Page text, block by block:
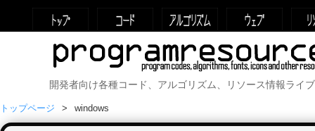
開発者向け各種コード、アルゴリズム、リソース情報ラ
トップページ windows